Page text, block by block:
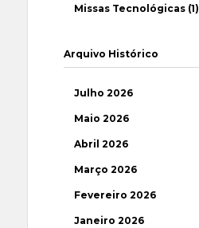
Missas Tecnológicas (1)
Arquivo Histórico
Julho 2026
Maio 2026
Abril 2026
Março 2026
Fevereiro 2026
Janeiro 2026